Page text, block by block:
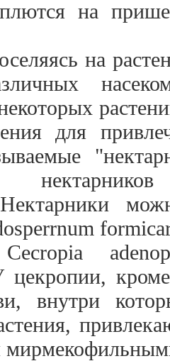
на
на
для
Cecropia
внутри